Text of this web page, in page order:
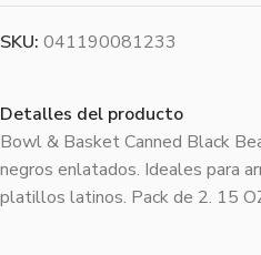
SKU: 041190081233
Detalles del producto
Bowl & Basket Canned Black
negros enlatados. Ideales para
platillos latinos. Pack de 2. 15